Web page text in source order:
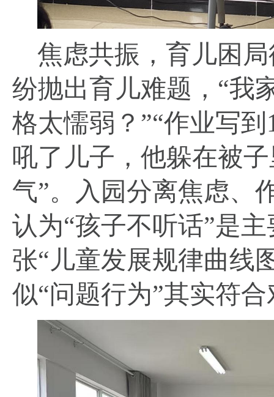
焦虑共振，育儿困
纷抛出育儿难题， “我
格太懦弱？”“作业写
吼了儿子，他躲在被
气”。入园分离焦虑、
认为“孩子不听话”是
张“儿童发展规律曲线
似“问题行为”其实符